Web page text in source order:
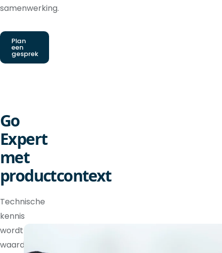
samenwerking.
Plan
een
gesprek
Go
Expert
met
productcontext
Technische
kennis
wordt
waardevoller